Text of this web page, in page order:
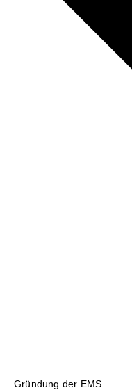
Gründung der EMS